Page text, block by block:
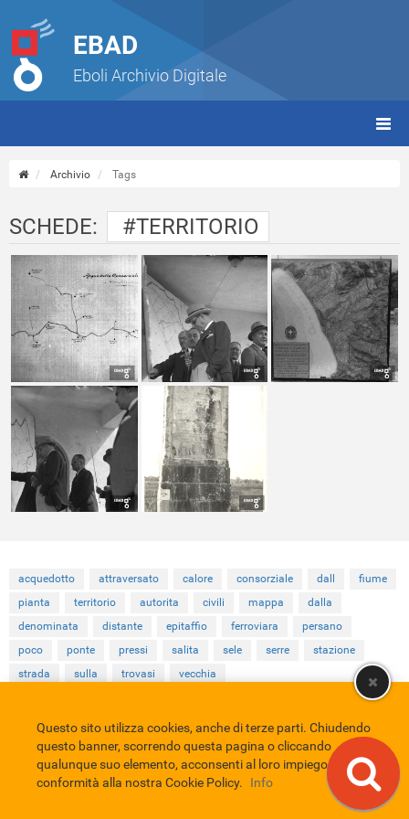
EBAD
Eboli Archivio Digitale
Archivio Tags
SCHEDE: #TERRITORIO
acquedotto attraversato calore consorziale dall
fiume
pianta
territorio autorita civili mappa
dalla
denominata
distante epitaffio ferroviara
persano
poco
ponte pressi salita sele serre
stazione
strada
sulla trovasi vecchia
Comune di Eboli Servizio Bibliotecario Nazionale
Privacy policy
Credits
EBAD
Questo sito utilizza cookies, anche di terze parti. Chiudendo
questo banner, scorrendo questa pagina o cliccando
qualunque suo elemento, acconsenti al loro impiego in
conformità alla nostra Cookie Policy.
Info